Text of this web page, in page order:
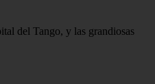
del Tango, y las grandiosas